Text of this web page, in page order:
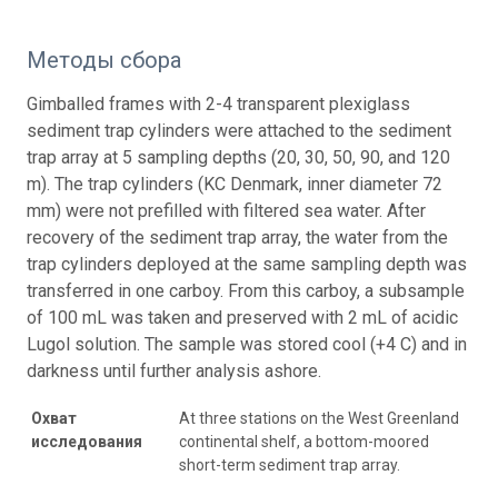
Методы сбора
Gimballed frames with 2-4 transparent plexiglass
sediment trap cylinders were attached to the sediment
trap array at 5 sampling depths (20, 30, 50, 90, and 120
m). The trap cylinders (KC Denmark, inner diameter 72
mm) were not prefilled with filtered sea water. After
recovery of the sediment trap array, the water from the
trap cylinders deployed at the same sampling depth was
transferred in one carboy. From this carboy, a subsample
of 100 mL was taken and preserved with 2 mL of acidic
Lugol solution. The sample was stored cool (+4 C) and in
darkness until further analysis ashore.
Охват
исследования
At three stations on the West Greenland
continental shelf, a bottom-moored
short-term sediment trap array.